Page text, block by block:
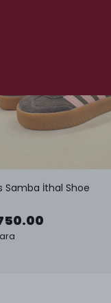
Samba İthal Shoe